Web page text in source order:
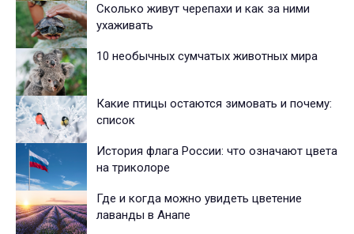
Сколько живут черепахи и как за ними
ухаживать
10 необычных сумчатых животных мира
Какие птицы остаются зимовать и почему:
список
История флага России: что означают цвета
на триколоре
Где и когда можно увидеть цветение
лаванды в Анапе